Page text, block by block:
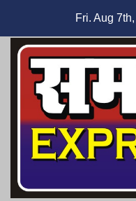
content
Fri. Aug